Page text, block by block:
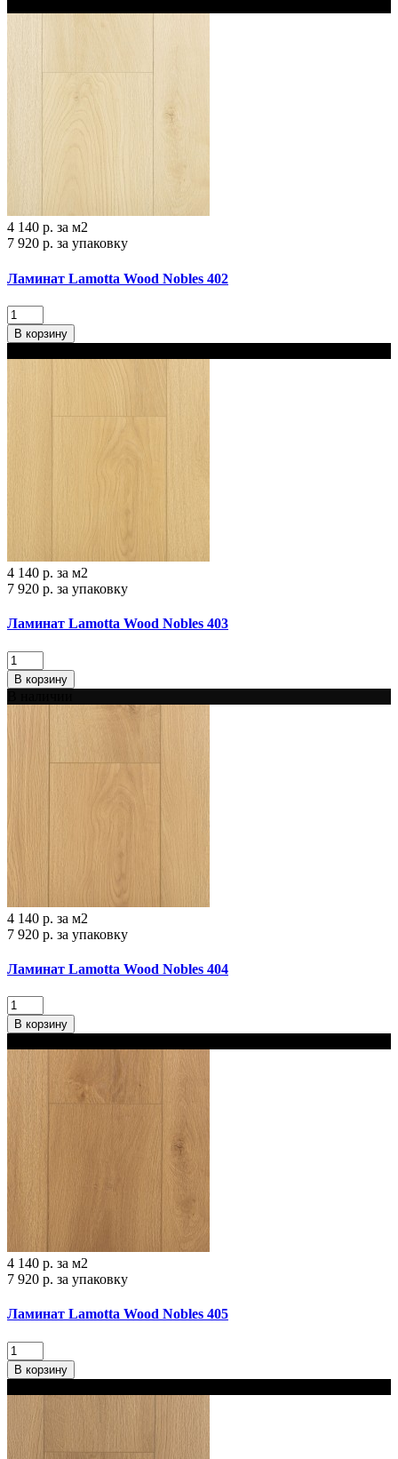
4 140 р. за м2
7 920 р. за упаковку
Ламинат Lamotta Wood Nobles 402
В корзину
4 140 р. за м2
7 920 р. за упаковку
Ламинат Lamotta Wood Nobles 403
В корзину
4 140 р. за м2
7 920 р. за упаковку
Ламинат Lamotta Wood Nobles 404
В корзину
4 140 р. за м2
7 920 р. за упаковку
Ламинат Lamotta Wood Nobles 405
В корзину